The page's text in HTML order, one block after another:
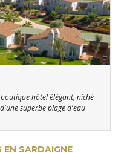
hôtel élégant, niché
superbe plage d'eau
SARDAIGNE